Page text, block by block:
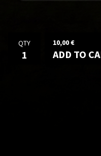
QTY 10,00€
ADD TO